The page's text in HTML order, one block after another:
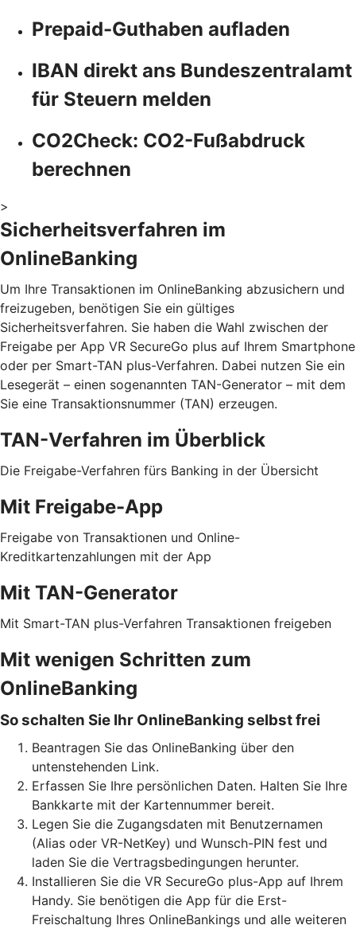
Prepaid-Guthaben aufladen
IBAN direkt ans Bundeszentralamt
für Steuern melden
CO2Check: CO2-Fußabdruck
berechnen
>
Sicherheitsverfahren im
OnlineBanking
Um Ihre Transaktionen im OnlineBanking abzusichern und
freizugeben, benötigen Sie ein gültiges
Sicherheitsverfahren. Sie haben die Wahl zwischen der
Freigabe per App VR SecureGo plus auf Ihrem Smartphone
oder per Smart-TAN plus-Verfahren. Dabei nutzen Sie ein
Lesegerät – einen sogenannten TAN-Generator – mit dem
Sie eine Transaktionsnummer (TAN) erzeugen.
TAN-Verfahren im Überblick
Die Freigabe-Verfahren fürs Banking in der Übersicht
Mit Freigabe-App
Freigabe von Transaktionen und Online-
Kreditkartenzahlungen mit der App
Mit TAN-Generator
Mit Smart-TAN plus-Verfahren Transaktionen freigeben
Mit wenigen Schritten zum
OnlineBanking
So schalten Sie Ihr OnlineBanking selbst frei
Beantragen Sie das OnlineBanking über den
untenstehenden Link.
Erfassen Sie Ihre persönlichen Daten. Halten Sie Ihre
Bankkarte mit der Kartennummer bereit.
Legen Sie die Zugangsdaten mit Benutzernamen
(Alias oder VR-NetKey) und Wunsch-PIN fest und
laden Sie die Vertragsbedingungen herunter.
Installieren Sie die VR SecureGo plus-App auf Ihrem
Handy. Sie benötigen die App für die Erst-
Freischaltung Ihres OnlineBankings und alle weiteren